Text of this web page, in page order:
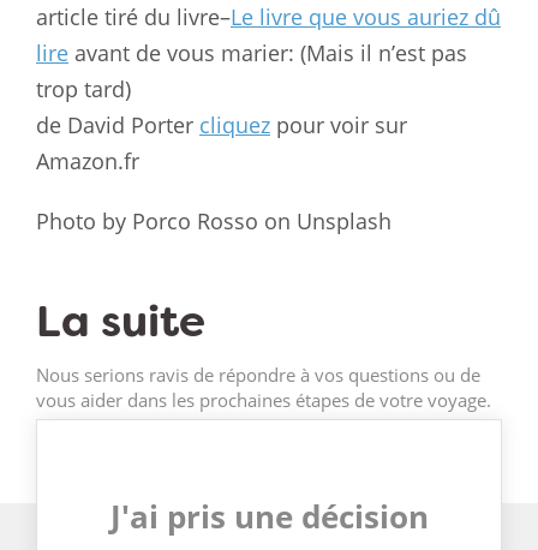
article tiré du livre–Le livre que vous auriez dû
lire avant de vous marier: (Mais il n’est pas
trop tard)
de David Porter cliquez pour voir sur
Amazon.fr
Photo by Porco Rosso on Unsplash
La suite
Nous serions ravis de répondre à vos questions ou de
vous aider dans les prochaines étapes de votre voyage.
J'ai pris une décision